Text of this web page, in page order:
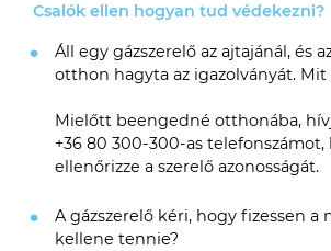
Csalók ellen hogyan tud védekezni?
Áll egy gázszerelő az ajtajánál, és
otthon hagyta az igazolványát.
Mielőtt beengedné otthonába,
+36 80 300-300-as telefonszámot,
ellenőrizze a szerelő azonosságát.
A gázszerelő kéri, hogy fizessen a
kellene tennie?